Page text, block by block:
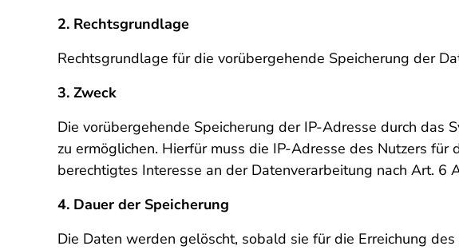
2. Rechtsgrundlage
Rechtsgrundlage für die vorübergehende Speicherung der
3. Zweck
Die vorübergehende Speicherung der IP-Adresse durch das
zu ermöglichen. Hierfür muss die IP-Adresse des Nutzers
berechtigtes Interesse an der Datenverarbeitung nach Art. 6
4. Dauer der Speicherung
Die Daten werden gelöscht, sobald sie für die Erreichung